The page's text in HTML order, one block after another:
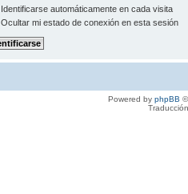
Identificarse automáticamente en cada visita
Ocultar mi estado de conexión en esta sesión
Powered by phpBB